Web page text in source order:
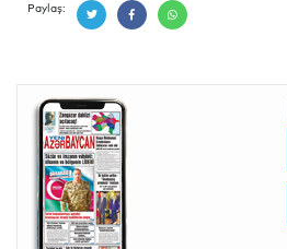
Paylaş: